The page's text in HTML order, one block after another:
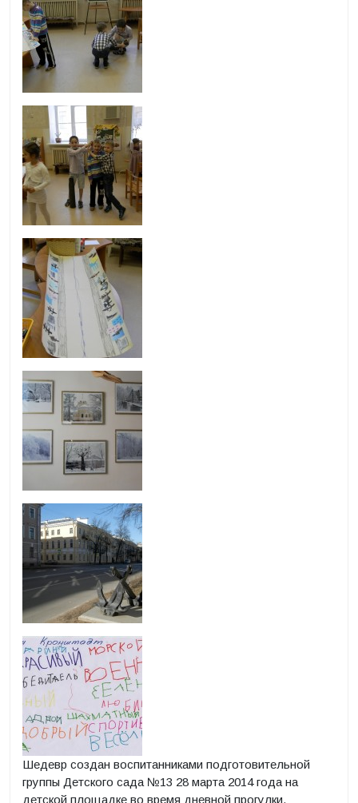
Шедевр создан воспитанниками подготовительной
группы Детского сада №13 28 марта 2014 года на
детской площадке во время дневной прогулки.